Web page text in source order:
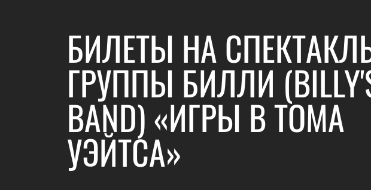
БИЛЕТЫ НА
ГРУППЫ БИЛЛИ
BAND) «ИГРЫ В ТОМА
УЭЙТСА»